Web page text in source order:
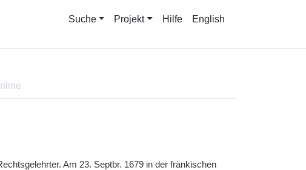
Suche Projekt Hilfe English
Am 23. Septbr. 1679 in der fränkischen